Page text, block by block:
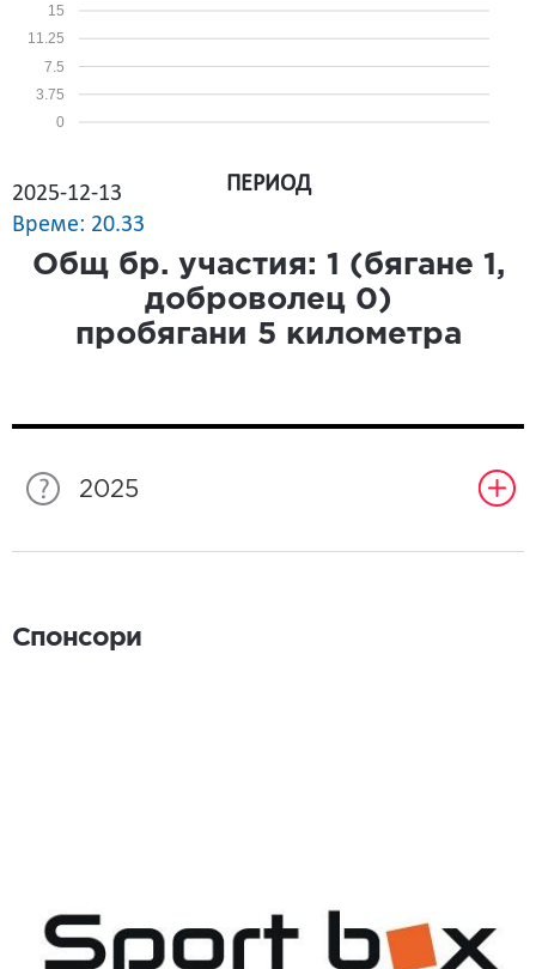
0
3.75
7.5
11.25
15
2025-12-13
Време: 20.33
ПЕРИОД
Общ бр. участия: 1 (бягане 1 ,
доброволец 0)
пробягани 5 километра
2025
Спонсори